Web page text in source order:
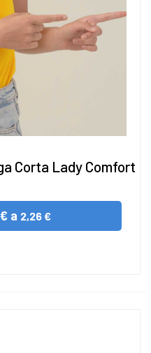
Corta Lady Comfort
a 2,26 €